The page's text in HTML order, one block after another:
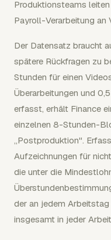
Produktionsteams
Payroll-Verarbeitung an
Der Datensatz braucht
spätere Rückfragen zu
Stunden für einen
Überarbeitungen und
erfasst, erhält Finance
einzelnen 8-Stunden-
„Postproduktion".
Aufzeichnungen für
die unter die
der an jedem
insgesamt in jeder